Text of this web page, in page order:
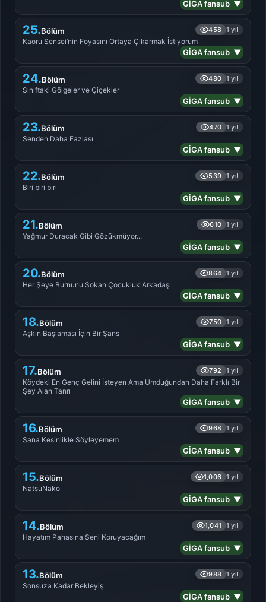
GİGA fansub ▼
25.Bölüm 458 1 yıl
Kaoru Sensei’nin Foyasını Ortaya Çıkarmak İstiyorum
GİGA fansub ▼
24.Bölüm 480 1 yıl
Sınıftaki Gölgeler ve Çiçekler
GİGA fansub ▼
23.Bölüm 470 1 yıl
Senden Daha Fazlası
GİGA fansub ▼
22.Bölüm 539 1 yıl
Biri biri biri
GİGA fansub ▼
21.Bölüm 610 1 yıl
Yağmur Duracak Gibi Gözükmüyor...
GİGA fansub ▼
20.Bölüm 864 1 yıl
Her Şeye Burnunu Sokan Çocukluk Arkadaşı
GİGA fansub ▼
18.Bölüm 750 1 yıl
Aşkın Başlaması İçin Bir Şans
GİGA fansub ▼
17.Bölüm 792 1 yıl
Köydeki En Genç Gelini İsteyen Ama Umduğundan Daha Farklı Bir
Şey Alan Tanrı
GİGA fansub ▼
16.Bölüm 968 1 yıl
Sana Kesinlikle Söyleyemem
GİGA fansub ▼
15.Bölüm 1,006 1 yıl
NatsuNako
GİGA fansub ▼
14.Bölüm 1,041 1 yıl
Hayatım Pahasına Seni Koruyacağım
GİGA fansub ▼
13.Bölüm 988 1 yıl
Sonsuza Kadar Bekleyiş
GİGA fansub ▼